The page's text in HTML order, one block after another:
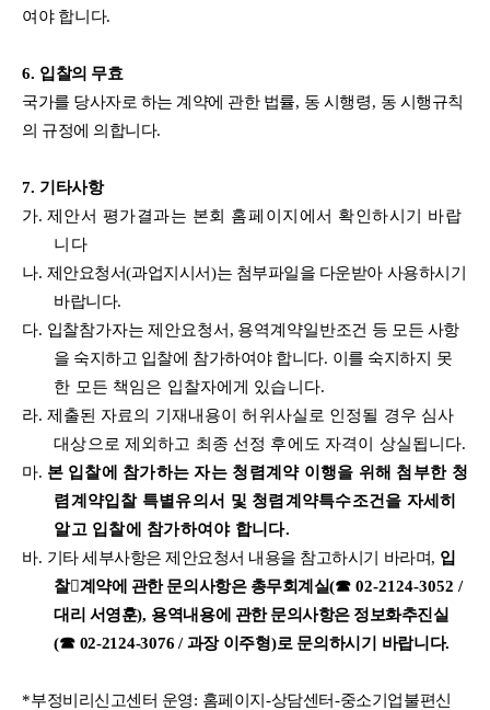
여야 합니다.
6. 입찰의 무효
국가를 당사자로 하는 계약에 관한 법률, 동 시행령, 동 시행규칙
의 규정에 의합니다.
7. 기타사항
가. 제안서 평가결과는 본회 홈페이지에서 확인하시기 바랍
니다
나. 제안요청서(과업지시서)는 첨부파일을 다운받아 사용하시기
바랍니다.
다. 입찰참가자는 제안요청서 , 용역계약일반조건 등 모든 사항
을 숙지하고 입찰에 참가하여야 합니다. 이를 숙지하지 못
한 모든 책임은 입찰자에게 있습니다.
라. 제출된 자료의 기재내용이 허위사실로 인정될 경우 심사
대상으로 제외하고 최종 선정 후에도 자격이 상실됩니다.
마. 본 입찰에 참가하는 자는 청렴계약 이행을 위해 첨부한 청
렴계약입찰 특별유의서 및 청렴계약특수조건을 자세히
알고 입찰에 참가하여야 합니다.
바. 기타 세부사항은 제안요청서 내용을 참고하시기 바라며, 입
찰계약에 관한 문의사항은 총무회계실(☎02-2124-3052 /
대리 서영훈), 용역내용에 관한 문의사항은 정보화추진실
(☎ 02-2124-3076 /과장 이주형)로 문의하시기 바랍니다.
*부정비리신고센터 운영: 홈페이지 -상담센터-중소기업불편신